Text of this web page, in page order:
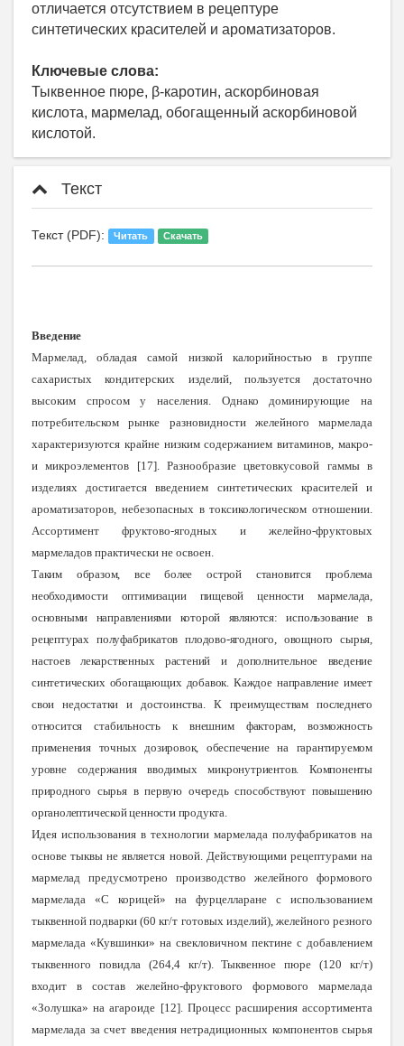
отличается отсутствием в рецептуре
синтетических красителей и ароматизаторов.
Ключевые слова:
Тыквенное пюре, β-каротин, аскорбиновая
кислота, мармелад, обогащенный аскорбиновой
кислотой.
Текст
Текст (PDF): Читать Скачать
Введение
Мармелад, обладая самой низкой калорийностью в группе
сахаристых кондитерских изделий, пользуется достаточно
высоким спросом у населения. Однако доминирующие на
потребительском рынке разновидности желейного мармелада
характеризуются крайне низким содержанием витаминов, макро-
и микроэлементов [17]. Разнообразие цветовкусовой гаммы в
изделиях достигается введением синтетических красителей и
ароматизаторов, небезопасных в токсикологическом отношении.
Ассортимент фруктово-ягодных и желейно-фруктовых
мармеладов практически не освоен.
Таким образом, все более острой становится проблема
необходимости оптимизации пищевой ценности мармелада,
основными направлениями которой являются: использование в
рецептурах полуфабрикатов плодово-ягодного, овощного сырья,
настоев лекарственных растений и дополнительное введение
синтетических обогащающих добавок. Каждое направление имеет
свои недостатки и достоинства. К преимуществам последнего
относится стабильность к внешним факторам, возможность
применения точных дозировок, обеспечение на гарантируемом
уровне содержания вводимых микронутриентов. Компоненты
природного сырья в первую очередь способствуют повышению
органолептической ценности продукта.
Идея использования в технологии мармелада полуфабрикатов на
основе тыквы не является новой. Действующими рецептурами на
мармелад предусмотрено производство желейного формового
мармелада «С корицей» на фурцелларане с использованием
тыквенной подварки (60 кг/т готовых изделий), желейного резного
мармелада «Кувшинки» на свекловичном пектине с добавлением
тыквенного повидла (264,4 кг/т). Тыквенное пюре (120 кг/т)
входит в состав желейно-фруктового формового мармелада
«Золушка» на агароиде [12]. Процесс расширения ассортимента
мармелада за счет введения нетрадиционных компонентов сырья